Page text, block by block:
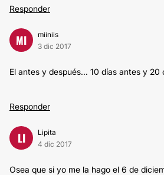
Responder
MI
miiniis
3 dic 2017
El antes y después... 10 días antes y 20
Responder
LI
Lipita
4 dic 2017
Osea que si yo me la hago el 6 de